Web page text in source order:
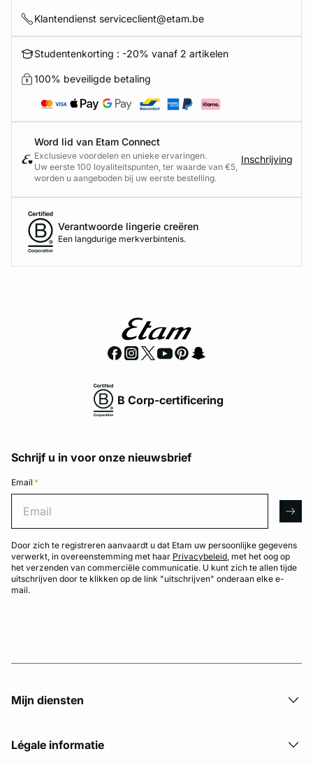
Klantendienst serviceclient@etam.be
Studentenkorting : -20% vanaf 2 artikelen
100% beveiligde betaling
Word lid van Etam Connect
Exclusieve voordelen en unieke ervaringen.
Uw eerste 100 loyaliteitspunten, ter waarde van €5,
worden u aangeboden bij uw eerste bestelling.
Inschrijving
Verantwoorde lingerie creëren
Een langdurige merkverbintenis.
B Corp-certificering
Schrijf u in voor onze nieuwsbrief
Email *
Door zich te registreren aanvaardt u dat Etam uw persoonlijke gegevens
verwerkt, in overeenstemming met haar Privacybeleid, met het oog op
het verzenden van commerciële communicatie. U kunt zich te allen tijde
uitschrijven door te klikken op de link "uitschrijven" onderaan elke e-
mail.
Mijn diensten
Légale informatie